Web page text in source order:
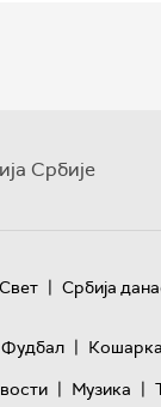
Србије
Свет | Србија
Фудбал | Кошарка
| Музика |